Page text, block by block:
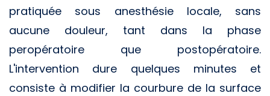
pratiquée sous anesthésie locale, sans
aucune douleur, tant dans la phase
peropératoire que postopératoire.
L'intervention dure quelques minutes et
consiste à modifier la courbure de la surface